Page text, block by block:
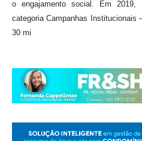
o engajamento social. Em
categoria Campanhas Institucionais
30 mi